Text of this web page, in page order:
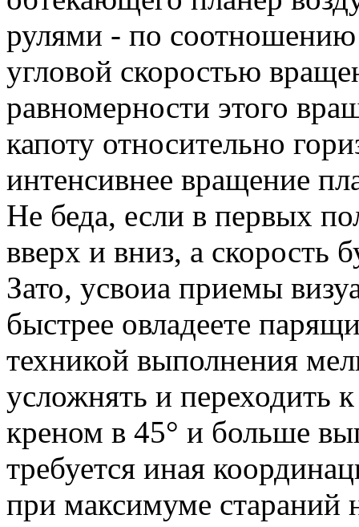
рулями - по
угловой скоростью
равномерности этого
капоту относительно
интенсивнее вращение
Не беда, если в первых
вверх и вниз, а скорость
Зато, усвоиа приемы
быстрее овладеете
техникой выполнения
усложнять и переходить
креном в 45° и больше
требуется иная
при максимуме стараний